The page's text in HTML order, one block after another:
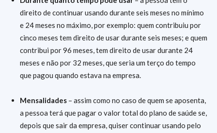
direito de continuar usando durante seis meses no mínimo
e 24 meses no máximo, por exemplo: quem contribuiu por
cinco meses tem direito de usar durante seis meses; e quem
contribui por 96 meses, tem direito de usar durante 24
meses e não por 32 meses, que seria um terço do tempo
que pagou quando estava na empresa.
Mensalidades – assim como no caso de quem se aposenta,
a pessoa terá que pagar o valor total do plano de saúde se,
depois que sair da empresa, quiser continuar usando pelo